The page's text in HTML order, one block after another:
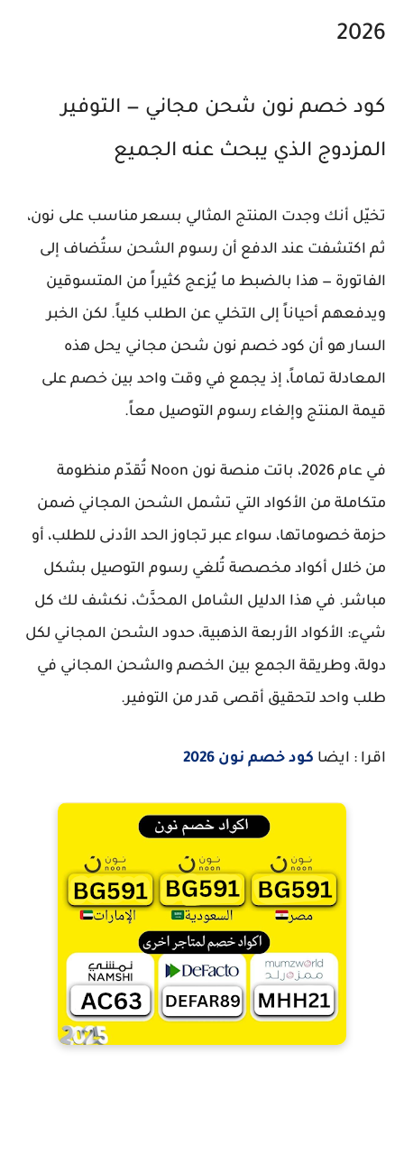
2026
كود خصم نون شحن مجاني — التوفير
المزدوج الذي يبحث عنه الجميع
تخيّل أنك وجدت المنتج المثالي بسعر مناسب على نون،
ثم اكتشفت عند الدفع أن رسوم الشحن ستُضاف إلى
الفاتورة — هذا بالضبط ما يُزعج كثيراً من المتسوقين
ويدفعهم أحياناً إلى التخلي عن الطلب كلياً. لكن الخبر
السار هو أن كود خصم نون شحن مجاني يحل هذه
المعادلة تماماً، إذ يجمع في وقت واحد بين خصم على
قيمة المنتج وإلغاء رسوم التوصيل معاً.
في عام 2026، باتت منصة نون Noon تُقدّم منظومة
متكاملة من الأكواد التي تشمل الشحن المجاني ضمن
حزمة خصوماتها، سواء عبر تجاوز الحد الأدنى للطلب، أو
من خلال أكواد مخصصة تُلغي رسوم التوصيل بشكل
مباشر. في هذا الدليل الشامل المحدَّث، نكشف لك كل
شيء: الأكواد الأربعة الذهبية، حدود الشحن المجاني لكل
دولة، وطريقة الجمع بين الخصم والشحن المجاني في
طلب واحد لتحقيق أقصى قدر من التوفير.
اقرا : ايضا كود خصم نون 2026